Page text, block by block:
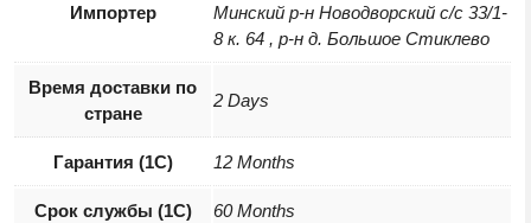
Импортер
Минский р-н Новодворский с/с 33/1-
8 к. 64 , р-н д. Большое Стиклево
Время доставки по
стране
2 Days
Гарантия (1С) 12 Months
Срок службы (1С) 60 Months